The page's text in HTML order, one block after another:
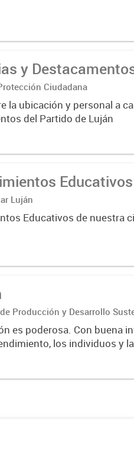
y
Ciudadana
la ubicación y personal a
del Partido de Luján
Educativos
Luján
Educativos de nuestra
Producción y Desarrollo
es poderosa. Con buena
los individuos y